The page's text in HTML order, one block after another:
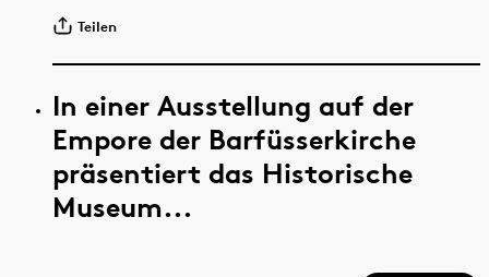
Teilen
In einer Ausstellung auf der
Empore der Barfüsserkirche
präsentiert das Historische
Museum...